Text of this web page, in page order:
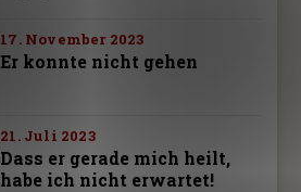
17. November 2023
Er konnte nicht gehen
21. Juli 2023
Dass er gerade mich heilt,
habe ich nicht erwartet!